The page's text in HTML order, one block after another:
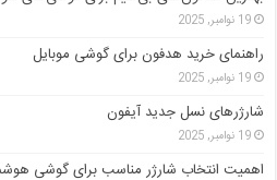
19 نوامبر, 2025
راهنمای خرید هدفون برای گوشی موبایل
19 نوامبر, 2025
شارژرهای نسل جدید آیفون
19 نوامبر, 2025
اهمیت انتخاب شارژر مناسب برای گوشی